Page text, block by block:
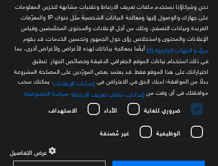
مصدرك الموثوق للمعلومة الاقتصادية
سياسة الخصوصية الشروط والأحكام
كافة العلامات التجارية الخاصة بـ SKY وكل ما تتضمنه من حقوق الملكية الفكرية هي
نحن وشركاؤنا نستخدم ملفات تعريف الارتباط وتقنيات مشابهة لتخزين المعلومات
على جهازك والوصول إليها ومعالجة البيانات الشخصية مثل عنوان IP والمعرّفات
الفريدة وبيانات التصفح، وذلك من أجل الإعلانات والمحتوى المخصّصين وقياس
الإعلانات والمحتوى واستخلاص رؤى حول الجمهور وتحسين الخدمات. قد يقوم
مزوّدو الجهات الخارجية (2)
أيضًا بمعالجة بياناتك لهذه الأغراض ولأغراض أخرى، بما
في ذلك استخدام بيانات الموقع الجغرافي الدقيقة وخصائص الجهاز. تنطبق
اختياراتك على هذا الموقع فقط. قد يعتمد بعض المورّدين على المصلحة المشروعة
بدلاً من الموافقة؛ لديك الحق في الاعتراض في إعدادات الإعلانات . يمكنك سحب
موافقتك في أي وقت من إعدادات ملفات تعريف الارتباط سياسة الخصوصية
ضروري للغاية
الأداء الاستهداف
الوظيفية غير مُصنفة
عرض التفاصيل